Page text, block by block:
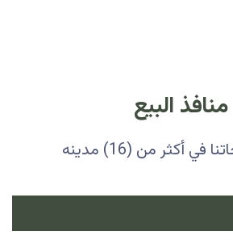
منافذ البيع
في أكثر من (16) مدينه